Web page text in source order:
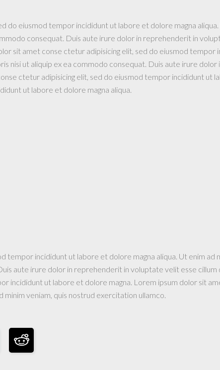
do eiusmod tempor incididunt ut labore et dolore magna aliqua.
consequat. Duis aute irure dolor in reprehenderit in
sit amet conse ctetur adipisicing elit, sed do eiusmod tempor
nisi ut aliquip ex ea commodo consequat. Duis aute irure
ctetur adipisicing elit, sed do eiusmod tempor incididunt ut
ut labore et dolore magna aliqua.
incididunt ut labore et dolore magna aliqua. Ut enim ad
aute irure dolor in reprehenderit in voluptate velit esse
incididunt ut labore et dolore magna. Lorem ipsum dolor sit
veniam, quis nostrud exercitation ullamco.